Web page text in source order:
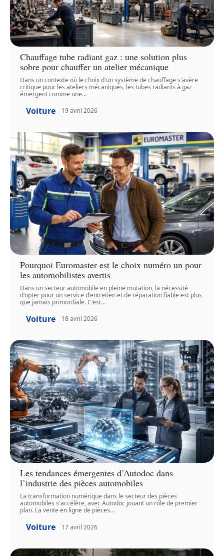
Chauffage tube radiant gaz : une solution plus
sobre pour chauffer un atelier mécanique
Dans un contexte où le choix d'un système de chauffage s'avère
critique pour les ateliers mécaniques, les tubes radiants à gaz
émergent comme une…
Voiture 19 avril 2026
Pourquoi Euromaster est le choix numéro un pour
les automobilistes avertis
Dans un secteur automobile en pleine mutation, la nécessité
d'opter pour un service d'entretien et de réparation fiable est plus
que jamais primordiale. C'est…
Voiture 18 avril 2026
Les tendances émergentes d’Autodoc dans
l’industrie des pièces automobiles
La transformation numérique dans le secteur des pièces
automobiles s'accélère, avec Autodoc jouant un rôle de premier
plan. La vente en ligne de pièces…
Voiture 17 avril 2026